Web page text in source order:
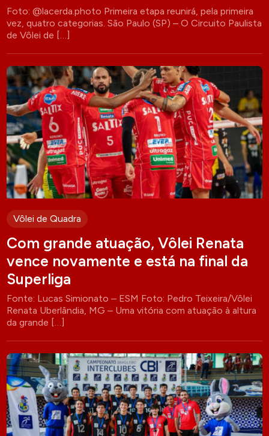
Foto: @lacerda.photo Primeira etapa reunirá, pela primeira
vez, quatro categorias. São Paulo (SP) – O Circuito Paulista
de Vôlei de […]
Vôlei de Quadra
Com grande atuação, Vôlei Renata
vence novamente e está na final da
Superliga
Fonte: Lucas Simionato – ESM Foto: Pedro Teixeira/Vôlei
Renata Uberlândia, MG – Uma vitória com atuação à altura
da grande […]